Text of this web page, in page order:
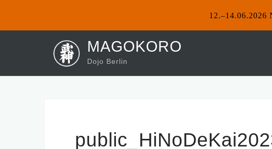
MAGOKORO
Dojo Berlin
12.–14.06.2026